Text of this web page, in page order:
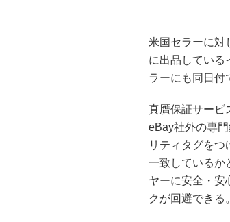
米国セラーに対
に出品している
ラーにも同日付
真贋保証サービ
eBay社外の専
リティタグを
一致しているか
ヤーに安全・安
クが回避できる。